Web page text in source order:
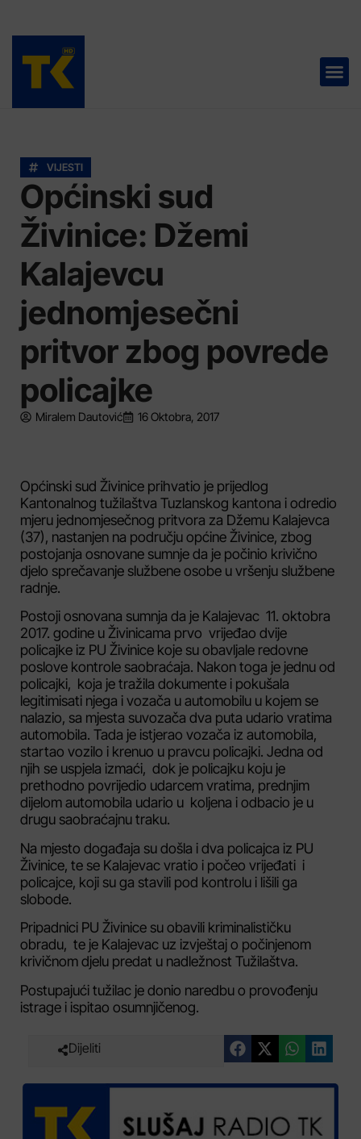
VIJESTI
Općinski sud
Živinice: Džemi
Kalajevcu
jednomjesečni
pritvor zbog povrede
policajke
Miralem Dautović 16 Oktobra, 2017
Općinski sud Živinice prihvatio je prijedlog
Kantonalnog tužilaštva Tuzlanskog kantona i odredio
mjeru jednomjesečnog pritvora za Džemu Kalajevca
(37), nastanjen na području općine Živinice, zbog
postojanja osnovane sumnje da je počinio krivično
djelo sprečavanje službene osobe u vršenju službene
radnje.
Postoji osnovana sumnja da je Kalajevac 11. oktobra
2017. godine u Živinicama prvo vrijeđao dvije
policajke iz PU Živinice koje su obavljale redovne
poslove kontrole saobraćaja. Nakon toga je jednu od
policajki, koja je tražila dokumente i pokušala
legitimisati njega i vozača u automobilu u kojem se
nalazio, sa mjesta suvozača dva puta udario vratima
automobila. Tada je istjerao vozača iz automobila,
startao vozilo i krenuo u pravcu policajki. Jedna od
njih se uspjela izmaći, dok je policajku koju je
prethodno povrijedio udarcem vratima, prednjim
dijelom automobila udario u koljena i odbacio je u
drugu saobraćajnu traku.
Na mjesto događaja su došla i dva policajca iz PU
Živinice, te se Kalajevac vratio i počeo vrijeđati i
policajce, koji su ga stavili pod kontrolu i lišili ga
slobode.
Pripadnici PU Živinice su obavili kriminalističku
obradu, te je Kalajevac uz izvještaj o počinjenom
krivičnom djelu predat u nadležnost Tužilaštva.
Postupajući tužilac je donio naredbu o provođenju
istrage i ispitao osumnjičenog.
Dijeliti